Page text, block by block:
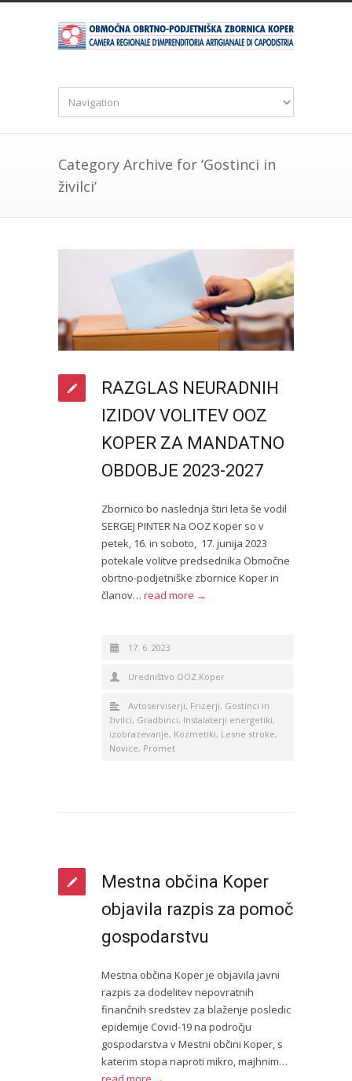
Category Archive for ‘Gostinci in
živilci’
RAZGLAS NEURADNIH
IZIDOV VOLITEV OOZ
KOPER ZA MANDATNO
OBDOBJE 2023-2027
Zbornico bo naslednja štiri leta še vodil
SERGEJ PINTER Na OOZ Koper so v
petek, 16. in soboto, 17. junija 2023
potekale volitve predsednika Območne
obrtno-podjetniške zbornice Koper in
članov… read more →
17. 6. 2023
Uredništvo OOZ Koper
Avtoserviserji, Frizerji, Gostinci in
živilci, Gradbinci, Instalaterji energetiki,
izobrazevanje, Kozmetiki, Lesne stroke,
Novice, Promet
Mestna občina Koper
objavila razpis za pomoč
gospodarstvu
Mestna občina Koper je objavila javni
razpis za dodelitev nepovratnih
finančnih sredstev za blaženje posledic
epidemije Covid-19 na področju
gospodarstva v Mestni občini Koper, s
katerim stopa naproti mikro, majhnim…